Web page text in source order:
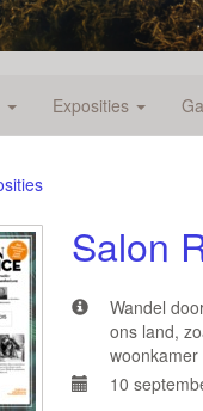
Exposities
Salon
Wandel
ons land,
10